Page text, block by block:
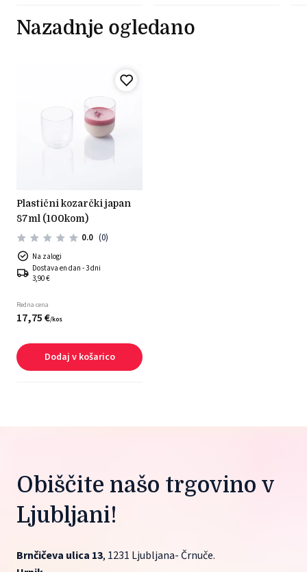
Nazadnje ogledano
plastični kozarčki japan
87ml (100kom)
0.0 (0)
Na zalogi
Dostava en dan - 3 dni
3,90 €
Redna cena
17,75€/kos
Dodaj v košarico
Obiščite našo trgovino v
Ljubljani!
Brnčičeva ulica 13, 1231 Ljubljana- Črnuče.